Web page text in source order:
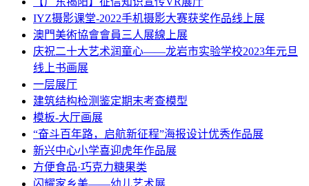
IYZ摄影课堂-2022手机摄影大赛获奖作品线上展
澳門美術協會會員三人展線上展
庆祝二十大艺术润童心——龙岩市实验学校2023年元旦
线上书画展
一层展厅
建筑结构检测鉴定期末考查模型
模板-大厅画展
“奋斗百年路，启航新征程”海报设计优秀作品展
新兴中心小学喜迎虎年作品展
方便食品·巧克力糖果类